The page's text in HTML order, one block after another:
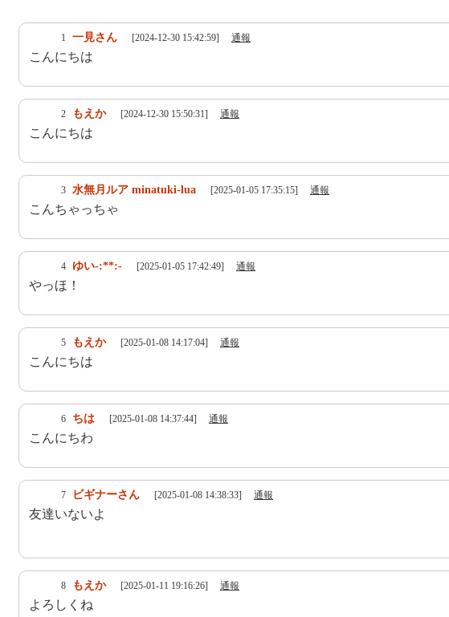
1 一見さん [2024-12-30 15:42:59] 通報
こんにちは
2 もえか [2024-12-30 15:50:31] 通報
こんにちは
3 水無月ルア minatuki-lua [2025-01-05 17:35:15] 通報
こんちゃっちゃ
4 ゆい-:**:- [2025-01-05 17:42:49] 通報
やっほ！
5 もえか [2025-01-08 14:17:04] 通報
こんにちは
6 ちは [2025-01-08 14:37:44] 通報
こんにちわ
7 ビギナーさん [2025-01-08 14:38:33] 通報
友達いないよ
8 もえか [2025-01-11 19:16:26] 通報
よろしくね